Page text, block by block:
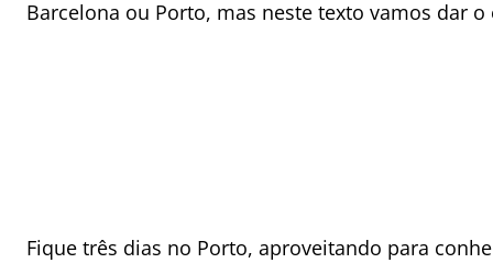
Barcelona ou Porto, mas neste texto vamos dar
Fique três dias no Porto, aproveitando para